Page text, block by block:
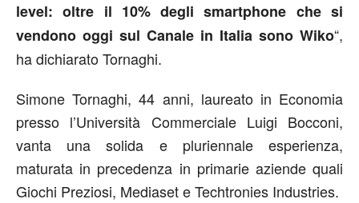
level: oltre il 10% degli smartphone che si
vendono oggi sul Canale in Italia sono Wiko“,
ha dichiarato Tornaghi.
Simone Tornaghi, 44 anni, laureato in Economia
presso l’Università Commerciale Luigi Bocconi,
vanta una solida e pluriennale esperienza,
maturata in precedenza in primarie aziende quali
Giochi Preziosi, Mediaset e Techtronies Industries.